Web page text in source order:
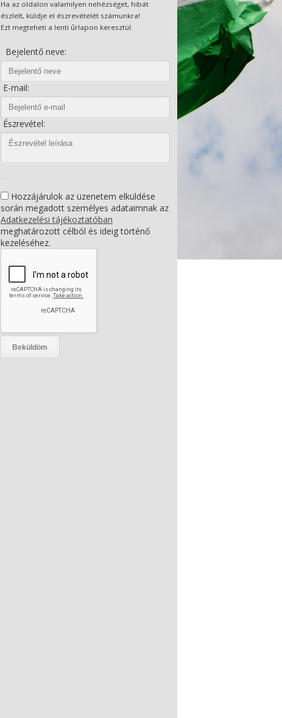
Ha az oldalon valamilyen nehézséget, hibát
észlelt, küldje el észrevételét számunkra!
Ezt megteheti a lenti űrlapon keresztül.
Bejelentő neve:
E-mail:
Észrevétel:
Hozzájárulok az üzenetem elküldése
során megadott személyes adataimnak az
Adatkezelési tájékoztatóban
meghatározott célból és ideig történő
kezeléséhez.